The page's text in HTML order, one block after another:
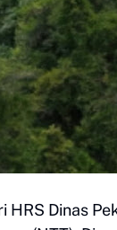
HRS Dinas